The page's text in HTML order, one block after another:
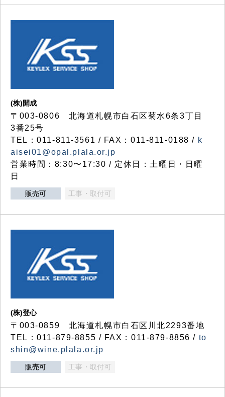
(株)開成
〒003-0806 北海道札幌市白石区菊水6条3丁目
3番25号
TEL：011-811-3561 / FAX：011-811-0188 / k
aisei01@opal.plala.or.jp
営業時間：8:30〜17:30 / 定休日：土曜日・日曜
日
販売可 工事・取付可
(株)登心
〒003-0859 北海道札幌市白石区川北2293番地
TEL：011-879-8855 / FAX：011-879-8856 / to
shin@wine.plala.or.jp
販売可 工事・取付可